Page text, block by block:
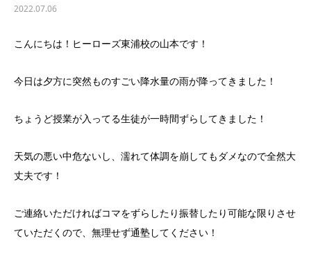
2022.07.06
こんにちは！ヒーローズ東浦校の山本です！
今日は夕方に突然ものすごい降水量の雨が降ってきました！
ちょうど授業が入ってる生徒が一時間ずらしてきました！
天気の悪い中危ないし、濡れて体調を崩してもダメなので全然大
丈夫です！
ご連絡いただければコマをずらしたり振替したり可能な限りさせ
ていただくので、無理せず通塾してください！